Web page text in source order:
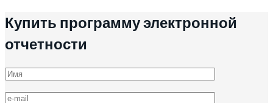
Купить программу электронной
отчетности